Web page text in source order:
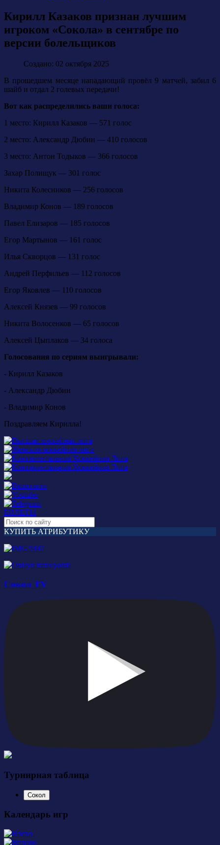
Кирилл Казаков признан лучшим
игроком «Сокола» в сентябре по
версии болельщиков
Создано: 02 октября 2025
В прошедшем месяце нападающий провёл 9 матчей, забил 6
шайб и отдал 2 голевых передачи!
Вот как распределились ваши голоса:
1 место: Кирилл Казаков — 571 голос
2 место: Александр Дюбин — 410 голосов
3 место: Антон Тодыков — 366 голосов
Захар Полищук — 301 голос
Никита Колесников — 256 голосов
Владимир Конов — 189 голосов
Павел Елизаров — 185 голосов
Егор Мартынов — 161 голос
Илья Скворцов — 131 голос
Андрей Перфильев — 112 голосов
Егор Яковлев — 110 голосов
Алексей Князев — 99 голосов
Никита Волосенков — 65 голосов
Алексей Цыплаков — 34 голоса
Голосования по сериям выигрывали:
- Кирилл Казаков
- Александр Дюбин
- Владимир Конов
Поздравляем Кирилла!
БИЛЕТЫ
КУПИТЬ АТРИБУТИКУ
Сокол TV
Турнирная таблица
Сокол
Календарь игр